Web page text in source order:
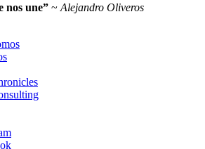
nos une” ~ Alejandro Oliveros